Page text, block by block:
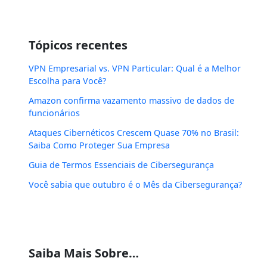
Tópicos recentes
VPN Empresarial vs. VPN Particular: Qual é a Melhor
Escolha para Você?
Amazon confirma vazamento massivo de dados de
funcionários
Ataques Cibernéticos Crescem Quase 70% no Brasil:
Saiba Como Proteger Sua Empresa
Guia de Termos Essenciais de Cibersegurança
Você sabia que outubro é o Mês da Cibersegurança?
Saiba Mais Sobre…